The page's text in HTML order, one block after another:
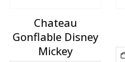
Chateau
Gonflable Disney
Mickey